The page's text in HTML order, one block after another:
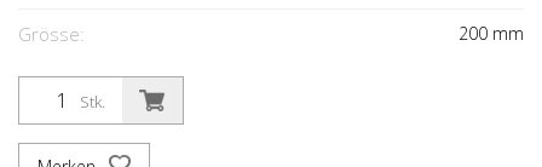
Grösse: 200 mm
Stk.